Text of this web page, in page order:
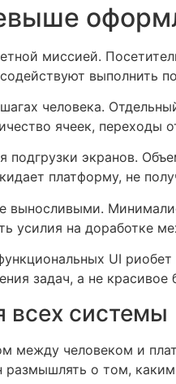
миссией.
выполнить
человека.
ячеек, переходы
экранов.
платформу, не
выносливыми.
усилия на доработке
UI
задач, а не
всех системы
между человеком и
о том,